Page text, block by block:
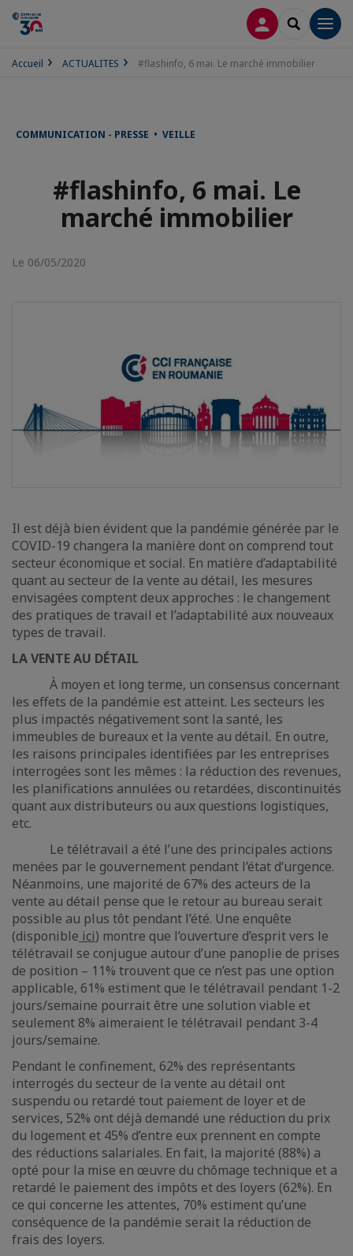
CONNEXION
Accueil ACTUALITES #flashinfo, 6 mai. Le marché immobilier
COMMUNICATION - PRESSE • VEILLE
#flashinfo, 6 mai. Le
marché immobilier
Le 06/05/2020
Il est déjà bien évident que la pandémie générée par le
COVID-19 changera la manière dont on comprend tout
secteur économique et social. En matière d’adaptabilité
quant au secteur de la vente au détail, les mesures
envisagées comptent deux approches : le changement
des pratiques de travail et l’adaptabilité aux nouveaux
types de travail.
LA VENTE AU DÉTAIL
À moyen et long terme, un consensus concernant
les effets de la pandémie est atteint. Les secteurs les
plus impactés négativement sont la santé, les
immeubles de bureaux et la vente au détail. En outre,
les raisons principales identifiées par les entreprises
interrogées sont les mêmes : la réduction des revenues,
les planifications annulées ou retardées, discontinuités
quant aux distributeurs ou aux questions logistiques,
etc.
Le télétravail a été l’une des principales actions
menées par le gouvernement pendant l’état d’urgence.
Néanmoins, une majorité de 67% des acteurs de la
vente au détail pense que le retour au bureau serait
possible au plus tôt pendant l’été. Une enquête
(disponible ici) montre que l’ouverture d’esprit vers le
télétravail se conjugue autour d’une panoplie de prises
de position – 11% trouvent que ce n’est pas une option
applicable, 61% estiment que le télétravail pendant 1-2
jours/semaine pourrait être une solution viable et
seulement 8% aimeraient le télétravail pendant 3-4
jours/semaine.
Pendant le confinement, 62% des représentants
interrogés du secteur de la vente au détail ont
suspendu ou retardé tout paiement de loyer et de
services, 52% ont déjà demandé une réduction du prix
du logement et 45% d’entre eux prennent en compte
des réductions salariales. En fait, la majorité (88%) a
opté pour la mise en œuvre du chômage technique et a
retardé le paiement des impôts et des loyers (62%). En
ce qui concerne les attentes, 70% estiment qu’une
conséquence de la pandémie serait la réduction de
frais des loyers.